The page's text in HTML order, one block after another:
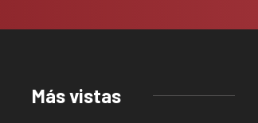
Más vistas